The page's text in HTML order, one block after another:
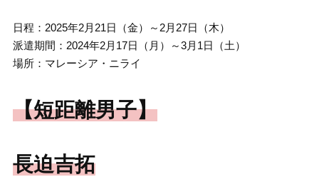
日程：2025年2月21日（金）～2月27日（木）
派遣期間：2024年2月17日（月）～3月1日（土）
場所：マレーシア・ニライ
【短距離男子】
長迫吉拓